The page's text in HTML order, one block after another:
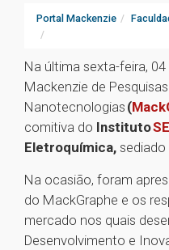
Portal Mackenzie
Na última sexta-feira,
Mackenzie de
Nanotecnologias (
comitiva do Instituto
Eletroquímica, sediado
Na ocasião, foram
do MackGraphe e os
mercado nos quais
Desenvolvimento e